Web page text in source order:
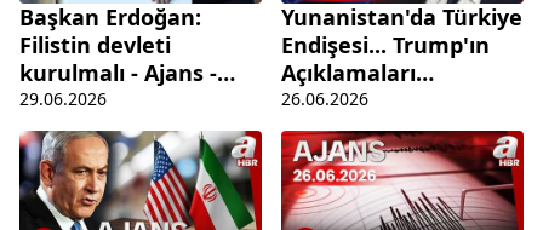
Başkan Erdoğan:
Filistin devleti
kurulmalı - Ajans -
29.06.2026 | A Haber
29.06.2026
Yunanistan'da Türkiye
Endişesi... Trump'ın
Açıklamaları
Manşetlere Taşındı! |
Ajans
26.06.2026